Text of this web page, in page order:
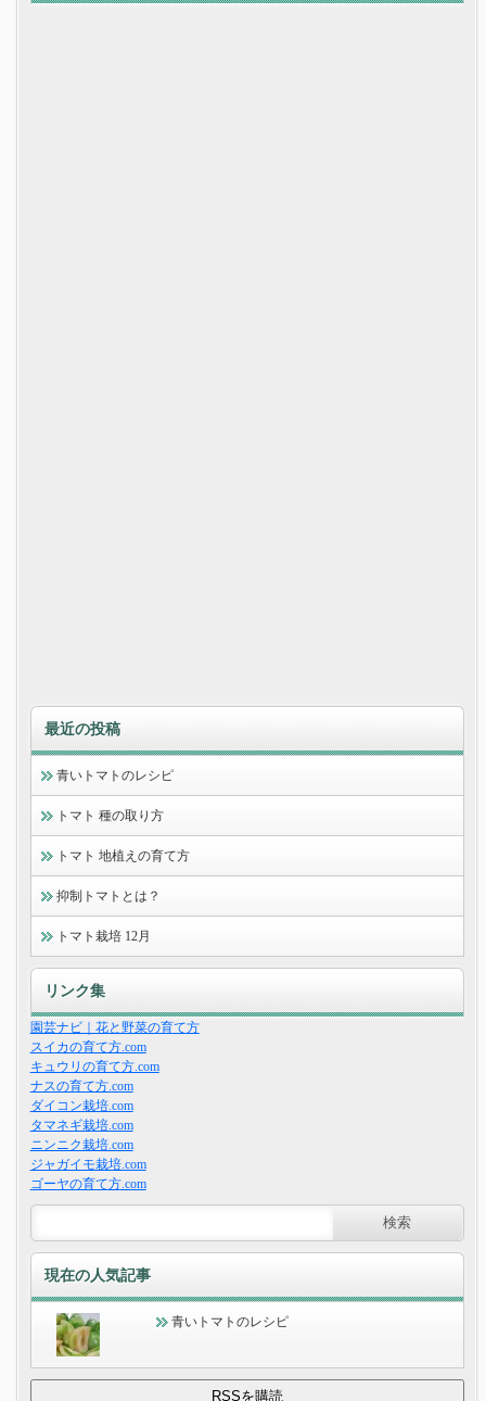
最近の投稿
青いトマトのレシピ
トマト 種の取り方
トマト 地植えの育て方
抑制トマトとは？
トマト栽培 12月
リンク集
園芸ナビ｜花と野菜の育て方
スイカの育て方.com
キュウリの育て方.com
ナスの育て方.com
ダイコン栽培.com
タマネギ栽培.com
ニンニク栽培.com
ジャガイモ栽培.com
ゴーヤの育て方.com
現在の人気記事
青いトマトのレシピ